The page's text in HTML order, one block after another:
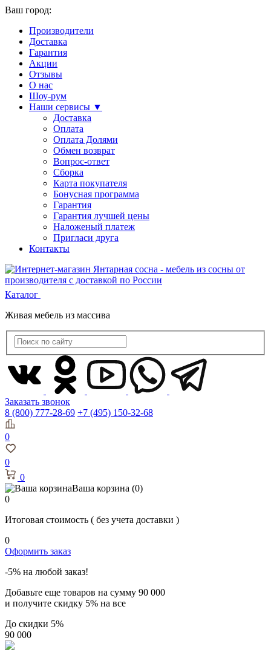
Ваш город:
Производители
Доставка
Гарантия
Акции
Отзывы
О нас
Шоу-рум
Наши сервисы ▼
Доставка
Оплата
Оплата Долями
Обмен возврат
Вопрос-ответ
Сборка
Карта покупателя
Бонусная программа
Гарантия
Гарантия лучшей цены
Наложеный платеж
Пригласи друга
Контакты
Каталог
Живая мебель из массива
Заказать звонок
8 (800) 777-28-69 +7 (495) 150-32-68
0
0
0
Ваша корзина (0)
0
Итоговая стоимость ( без учета доставки )
0
Оформить заказ
-5% на любой заказ!
Добавьте еще товаров на сумму 90 000
и получите скидку 5% на все
До скидки 5%
90 000